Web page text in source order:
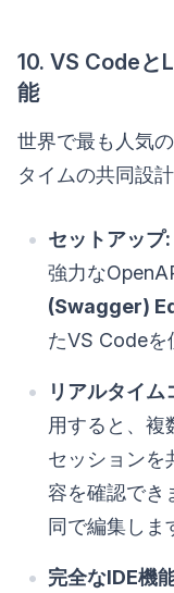
10. VS Codeと
能
世界で最も人気
タイムの共同設
セットアップ:
強力な
(Swagger)
たVS Codeを
リアルタイム
用すると、複
セッションを
容を確認でき
同で編集しま
完全なIDE機